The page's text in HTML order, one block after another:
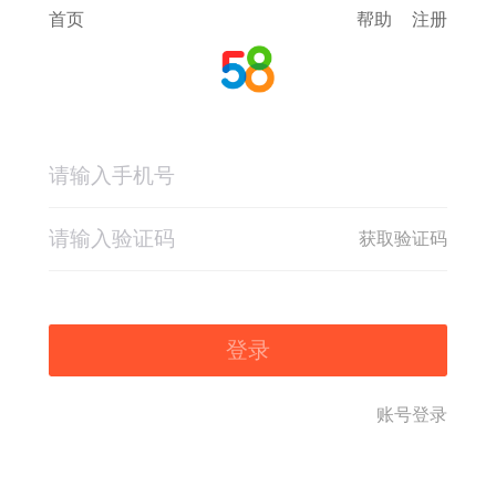
首页 帮助 注册
获取验证码
登录
账号登录